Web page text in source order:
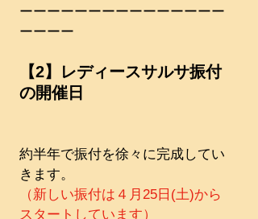
ーーーーーーーーーーーーーーー
ーーーー
【2】レディースサルサ振付
の開催日
約半年で振付を徐々に完成してい
きます。
（新しい振付は４月25日(土)から
スタートしています）